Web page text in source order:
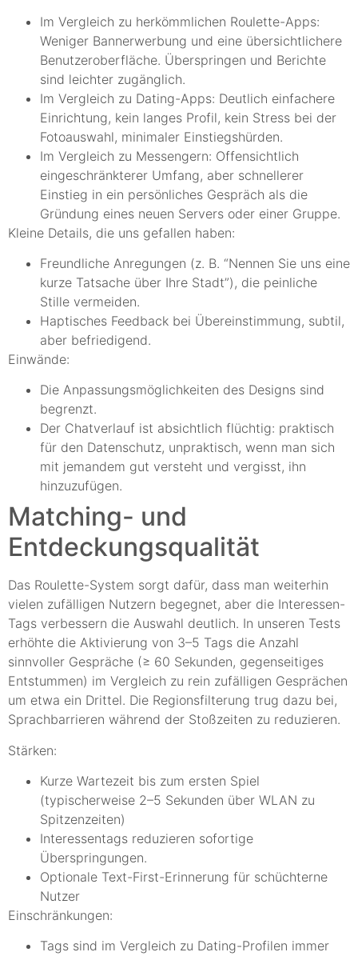
Im Vergleich zu herkömmlichen Roulette-Apps:
Weniger Bannerwerbung und eine übersichtlichere
Benutzeroberfläche. Überspringen und Berichte
sind leichter zugänglich.
Im Vergleich zu Dating-Apps: Deutlich einfachere
Einrichtung, kein langes Profil, kein Stress bei der
Fotoauswahl, minimaler Einstiegshürden.
Im Vergleich zu Messengern: Offensichtlich
eingeschränkterer Umfang, aber schnellerer
Einstieg in ein persönliches Gespräch als die
Gründung eines neuen Servers oder einer Gruppe.
Kleine Details, die uns gefallen haben:
Freundliche Anregungen (z. B. “Nennen Sie uns eine
kurze Tatsache über Ihre Stadt”), die peinliche
Stille vermeiden.
Haptisches Feedback bei Übereinstimmung, subtil,
aber befriedigend.
Einwände:
Die Anpassungsmöglichkeiten des Designs sind
begrenzt.
Der Chatverlauf ist absichtlich flüchtig: praktisch
für den Datenschutz, unpraktisch, wenn man sich
mit jemandem gut versteht und vergisst, ihn
hinzuzufügen.
Matching- und
Entdeckungsqualität
Das Roulette-System sorgt dafür, dass man weiterhin
vielen zufälligen Nutzern begegnet, aber die Interessen-
Tags verbessern die Auswahl deutlich. In unseren Tests
erhöhte die Aktivierung von 3–5 Tags die Anzahl
sinnvoller Gespräche (≥ 60 Sekunden, gegenseitiges
Entstummen) im Vergleich zu rein zufälligen Gesprächen
um etwa ein Drittel. Die Regionsfilterung trug dazu bei,
Sprachbarrieren während der Stoßzeiten zu reduzieren.
Stärken:
Kurze Wartezeit bis zum ersten Spiel
(typischerweise 2–5 Sekunden über WLAN zu
Spitzenzeiten)
Interessentags reduzieren sofortige
Überspringungen.
Optionale Text-First-Erinnerung für schüchterne
Nutzer
Einschränkungen:
Tags sind im Vergleich zu Dating-Profilen immer